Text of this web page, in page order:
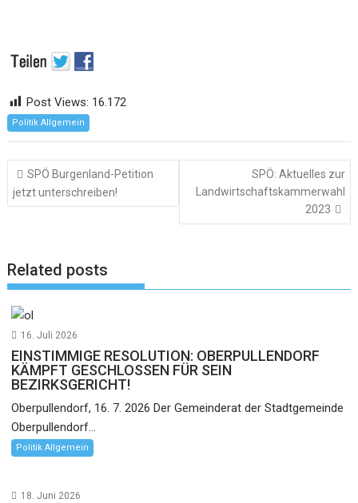
Post Views: 16.172
Politik Allgemein
Beitragsnavigation
SPÖ Burgenland-Petition
jetzt unterschreiben!
SPÖ: Aktuelles zur
Landwirtschaftskammerwahl
2023
Related posts
16. Juli 2026
EINSTIMMIGE RESOLUTION: OBERPULLENDORF
KÄMPFT GESCHLOSSEN FÜR SEIN
BEZIRKSGERICHT!
Oberpullendorf, 16. 7. 2026 Der Gemeinderat der Stadtgemeinde
Oberpullendorf...
Politik Allgemein
18. Juni 2026